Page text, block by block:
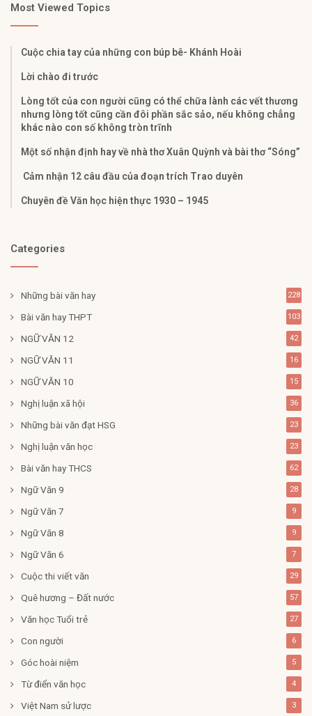
Most Viewed Topics
Cuộc chia tay của những con búp bê- Khánh Hoài
Lời chào đi trước
Lòng tốt của con người cũng có thể chữa lành các vết thương
nhưng lòng tốt cũng cần đôi phần sắc sảo, nếu không chẳng
khác nào con số không tròn trĩnh
Một số nhận định hay về nhà thơ Xuân Quỳnh và bài thơ “Sóng”
Cảm nhận 12 câu đầu của đoạn trích Trao duyên
Chuyên đề Văn học hiện thực 1930 – 1945
Categories
Những bài văn hay 228
Bài văn hay THPT 103
NGỮ VĂN 12 42
NGỮ VĂN 11 16
NGỮ VĂN 10 15
Nghị luận xã hội 36
Những bài văn đạt HSG 23
Nghị luận văn học 23
Bài văn hay THCS 62
Ngữ Văn 9 28
Ngữ Văn 7 9
Ngữ Văn 8 9
Ngữ Văn 6 7
Cuộc thi viết văn 29
Quê hương – Đất nước 57
Văn học Tuổi trẻ 27
Con người 6
Góc hoài niệm 5
Từ điển văn học 4
Việt Nam sử lược 3